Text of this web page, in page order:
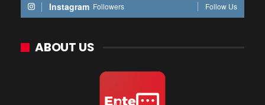
Instagram Followers Follow Us
ABOUT US